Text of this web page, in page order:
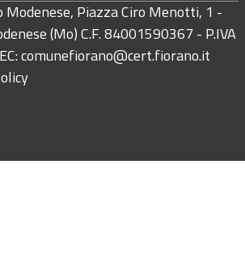
Modenese, Piazza Ciro Menotti, 1 -
(Mo) C.F. 84001590367 - P.IVA
comunefiorano@cert.fiorano.it